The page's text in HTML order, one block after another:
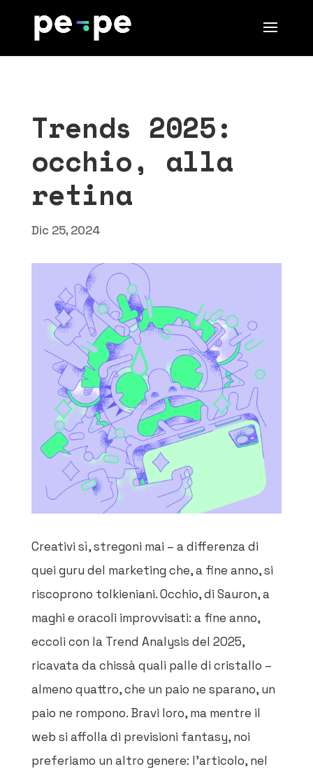
Trends 2025:
occhio, alla
retina
Dic 25, 2024
Creativi sì, stregoni mai – a differenza di
quei guru del marketing che, a fine anno, si
riscoprono tolkieniani. Occhio, di Sauron, a
maghi e oracoli improvvisati: a fine anno,
eccoli con la Trend Analysis del 2025,
ricavata da chissà quali palle di cristallo –
almeno quattro, che un paio ne sparano, un
paio ne rompono. Bravi loro, ma mentre il
web si affolla di previsioni fantasy, noi
preferiamo un altro genere: l’articolo, nel